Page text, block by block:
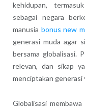
kehidupan,
sebagai negara
manusia bonus new
generasi muda agar
bersama globalisasi.
relevan, dan sikap
menciptakan generasi
Globalisasi